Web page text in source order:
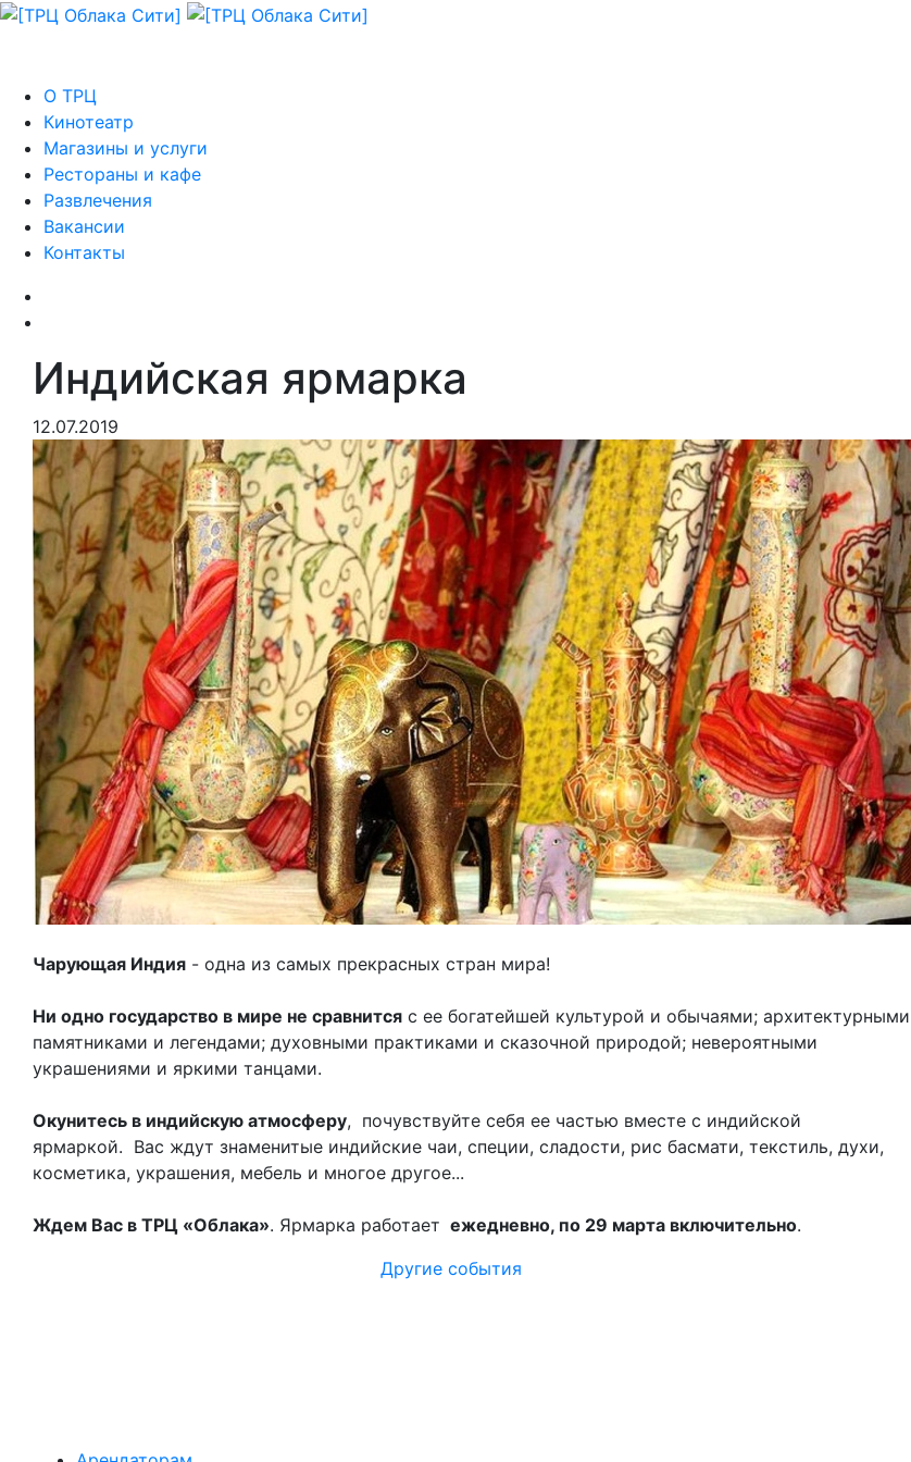
О ТРЦ
Кинотеатр
Магазины и услуги
Рестораны и кафе
Развлечения
Вакансии
Контакты
Индийская ярмарка
12.07.2019
Чарующая Индия - одна из самых прекрасных стран мира!
Ни одно государство в мире не сравнится с ее богатейшей культурой и обычаями; архитектурными
памятниками и легендами; духовными практиками и сказочной природой; невероятными
украшениями и яркими танцами.
Окунитесь в индийскую атмосферу, почувствуйте себя ее частью вместе с индийской
ярмаркой. Вас ждут знаменитые индийские чаи, специи, сладости, рис басмати, текстиль, духи,
косметика, украшения, мебель и многое другое...
Ждем Вас в ТРЦ «Облака». Ярмарка работает ежедневно, по 29 марта включительно.
Другие события